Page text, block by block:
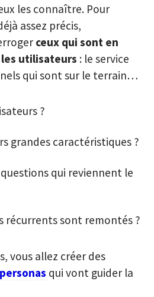
les connaître. Pour
assez précis,
ceux qui sont en
utilisateurs : le service
qui sont sur le terrain…
?
grandes caractéristiques ?
qui reviennent le
récurrents sont remontés ?
vous allez créer des
personas qui vont guider la